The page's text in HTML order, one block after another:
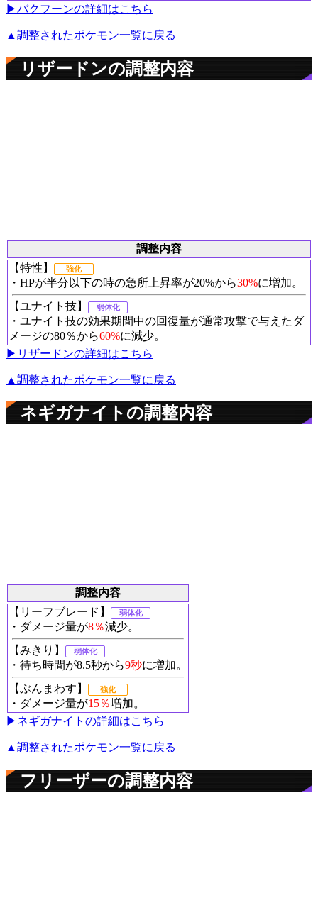
▶︎バクフーンの詳細はこちら
▲調整されたポケモン一覧に戻る
リザードンの調整内容
調整内容
【特性】
強化
・HPが半分以下の時の急所上昇率が20%から30%に増加。
【ユナイト技】
弱体化
・ユナイト技の効果期間中の回復量が通常攻撃で与えたダ
メージの80％から60%に減少。
▶︎リザードンの詳細はこちら
▲調整されたポケモン一覧に戻る
ネギガナイトの調整内容
調整内容
【リーフブレード】
弱体化
・ダメージ量が8％減少。
【みきり】
弱体化
・待ち時間が8.5秒から9秒に増加。
【ぶんまわす】
強化
・ダメージ量が15％増加。
▶︎ネギガナイトの詳細はこちら
▲調整されたポケモン一覧に戻る
フリーザーの調整内容